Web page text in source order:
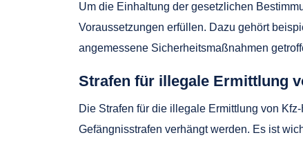
Um die Einhaltung der gesetzlichen
Voraussetzungen erfüllen. Dazu gehört
angemessene Sicherheitsmaßnahmen
Strafen für illegale Ermittlung
Die Strafen für die illegale Ermittlung von
Gefängnisstrafen verhängt werden. Es ist